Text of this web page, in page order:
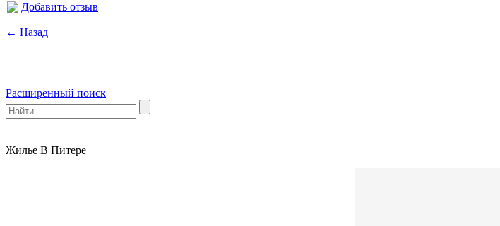
Добавить отзыв
← Назад
Расширенный поиск
Жилье В Питере